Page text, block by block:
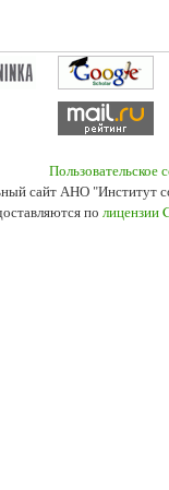
Пользовательское
сайт АНО "Институт
по лицензии